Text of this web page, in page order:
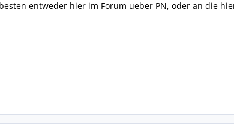
entweder hier im Forum ueber PN, oder an die